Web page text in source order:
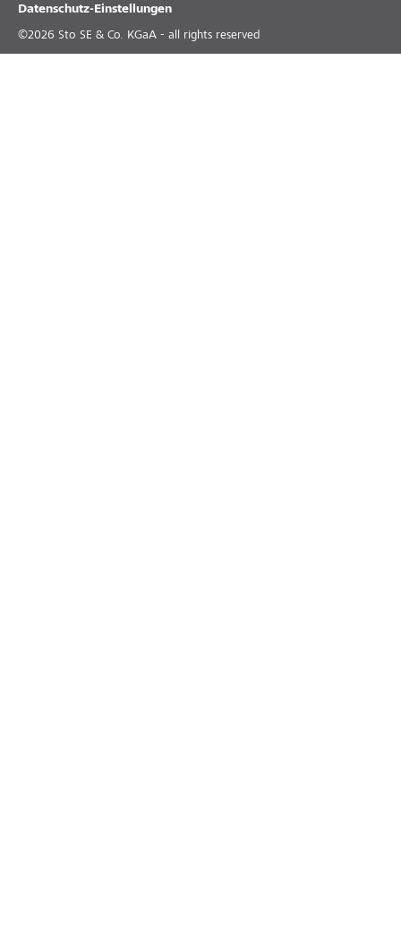
Datenschutz-Einstellungen
©2026 Sto SE & Co. KGaA - all rights reserved